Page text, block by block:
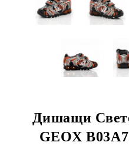
Дишащи
GEOX